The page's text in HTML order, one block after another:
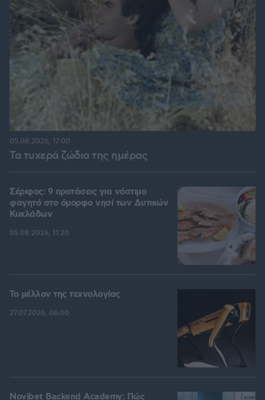
Τα τυχερά ζώδια της ημέρας
05.08.2026, 17:00
Σέριφος: 9 προτάσεις για νόστιμο
φαγητό στο όμορφο νησί των Δυτικών
Κυκλάδων
05.08.2026, 11:20
Το μέλλον της τεχνολογίας
27.07.2026, 06:00
Novibet Backend Academy: Πώς